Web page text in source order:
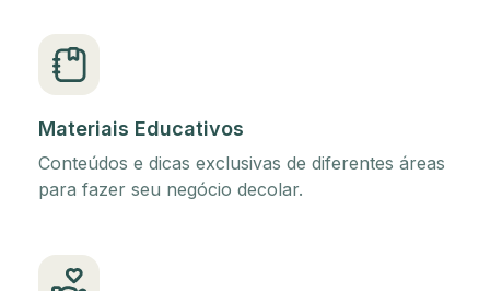
Materiais Educativos
Conteúdos e dicas exclusivas de diferentes áreas
para fazer seu negócio decolar.